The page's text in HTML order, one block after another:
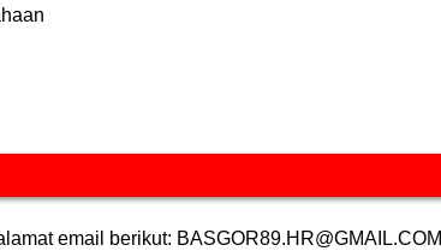
email berikut: BASGOR89.HR@GMAIL.COM